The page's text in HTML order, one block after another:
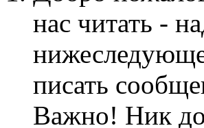
нас читать -
писать
Важно! Ник